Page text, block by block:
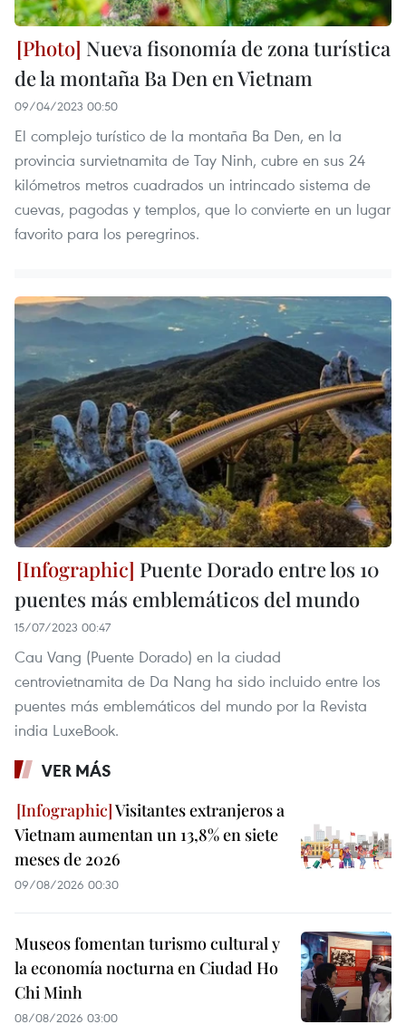
Nueva fisonomía de zona turística
de la montaña Ba Den en Vietnam
09/04/2023 00:50
El complejo turístico de la montaña Ba Den, en la
provincia survietnamita de Tay Ninh, cubre en sus 24
kilómetros metros cuadrados un intrincado sistema de
cuevas, pagodas y templos, que lo convierte en un lugar
favorito para los peregrinos.
Puente Dorado entre los 10
puentes más emblemáticos del mundo
15/07/2023 00:47
Cau Vang (Puente Dorado) en la ciudad
centrovietnamita de Da Nang ha sido incluido entre los
puentes más emblemáticos del mundo por la Revista
india LuxeBook.
VER MÁS
Visitantes extranjeros a
Vietnam aumentan un 13,8% en siete
meses de 2026
09/08/2026 00:30
Museos fomentan turismo cultural y
la economía nocturna en Ciudad Ho
Chi Minh
08/08/2026 03:00